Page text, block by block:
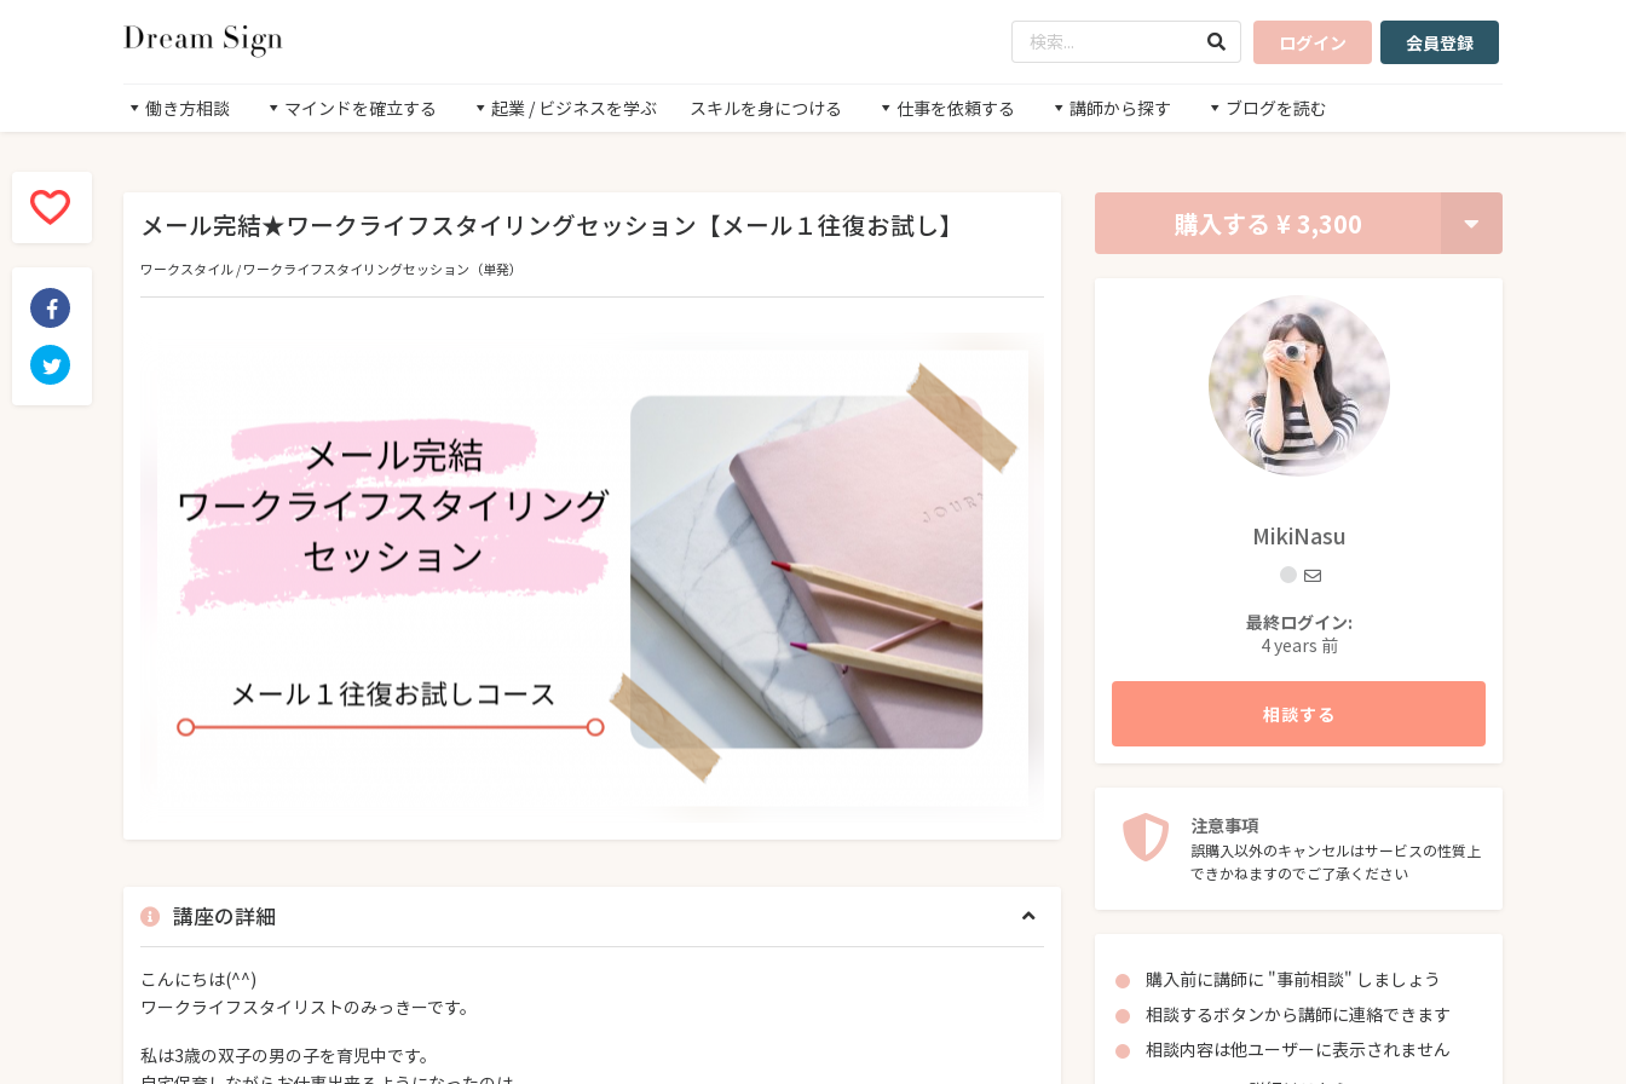
ログイン 会員登録
働き方相談 マインドを確立する 起業 / ビジネスを学ぶ スキルを身につける 仕事を依頼する 講師から探す ブログを読む
メール完結★ワークライフスタイリングセッション【メール１往復お試し】
ワークスタイル/ワークライフスタイリングセッション（単発）
購入する ¥ 3,300
MikiNasu
最終ログイン:
4 years 前
相談する
注意事項
誤購入以外のキャンセルはサービスの性質上
できかねますのでご了承ください
購入前に講師に "事前相談" しましょう
相談するボタンから講師に連絡できます
相談内容は他ユーザーに表示されません
講座の詳細
こんにちは(^^)
ワークライフスタイリストのみっきーです。
私は3歳の双子の男の子を育児中です。